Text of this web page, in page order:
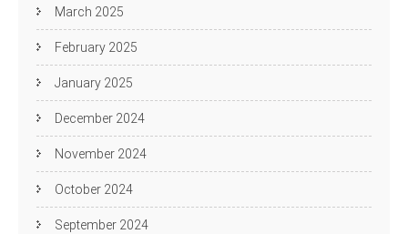
March 2025
February 2025
January 2025
December 2024
November 2024
October 2024
September 2024